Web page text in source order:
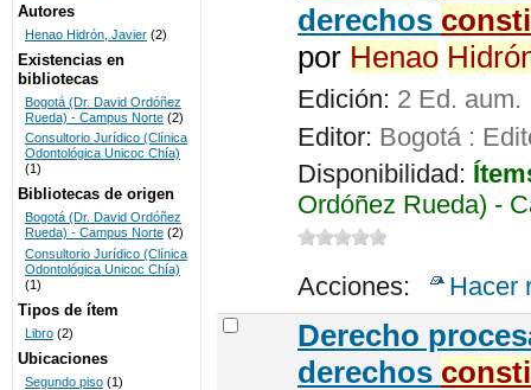
derechos
por Henao
Edición: 2 Ed. aum.
Editor: Bogotá :
Disponibilidad:
Ordóñez Rueda) -
Acciones: Hacer
Derecho
derechos
Autores
Henao Hidrón, Javier (2)
Existencias en
bibliotecas
Bogotá (Dr. David Ordóñez
Rueda) - Campus Norte (2)
Consultorio Jurídico (Clínica
Odontológica Unicoc Chía)
(1)
Bibliotecas de origen
Bogotá (Dr. David Ordóñez
Rueda) - Campus Norte (2)
Consultorio Jurídico (Clínica
Odontológica Unicoc Chía)
(1)
Tipos de ítem
Libro (2)
Ubicaciones
Segundo piso (1)